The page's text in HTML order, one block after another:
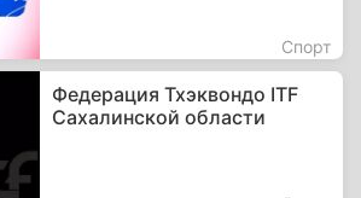
Спорт
Федерация Тхэквондо ITF
Сахалинской области